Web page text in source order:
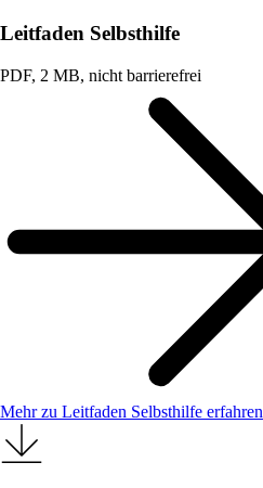
Leitfaden Selbsthilfe
PDF, 2 MB, nicht barrierefrei
Mehr zu Leitfaden Selbsthilfe erfahren